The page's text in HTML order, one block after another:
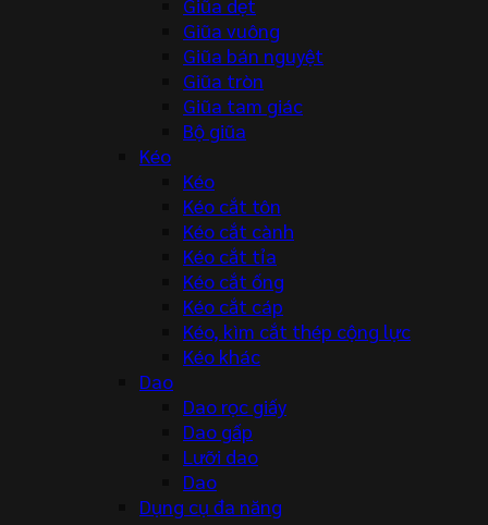
Giũa dẹt
Giũa vuông
Giũa bán nguyệt
Giũa tròn
Giũa tam giác
Bộ giũa
Kéo
Kéo
Kéo cắt tôn
Kéo cắt cành
Kéo cắt tỉa
Kéo cắt ống
Kéo cắt cáp
Kéo, kìm cắt thép cộng lực
Kéo khác
Dao
Dao rọc giấy
Dao gấp
Lưỡi dao
Dao
Dụng cụ đa năng